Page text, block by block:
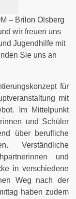
– Brilon Olsberg
wir freuen uns
Jugendhilfe mit
Sie uns an
für
mit
Im Mittelpunkt
und Schüler
über berufliche
Verständliche
und
in verschiedene
Weg nach der
haben zudem